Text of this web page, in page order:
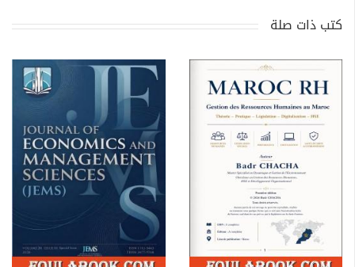
كتب ذات صلة